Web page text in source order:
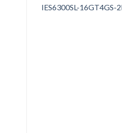
IES6300SL-16GT4GS-